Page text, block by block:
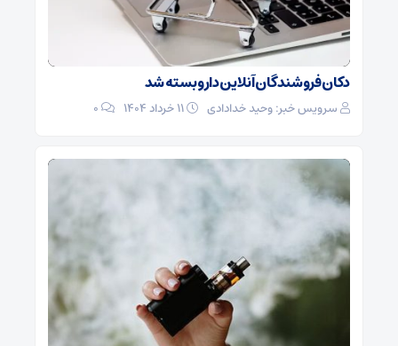
دکان فروشندگان آنلاین دارو بسته شد
سرویس خبر: وحید خدادادی 0